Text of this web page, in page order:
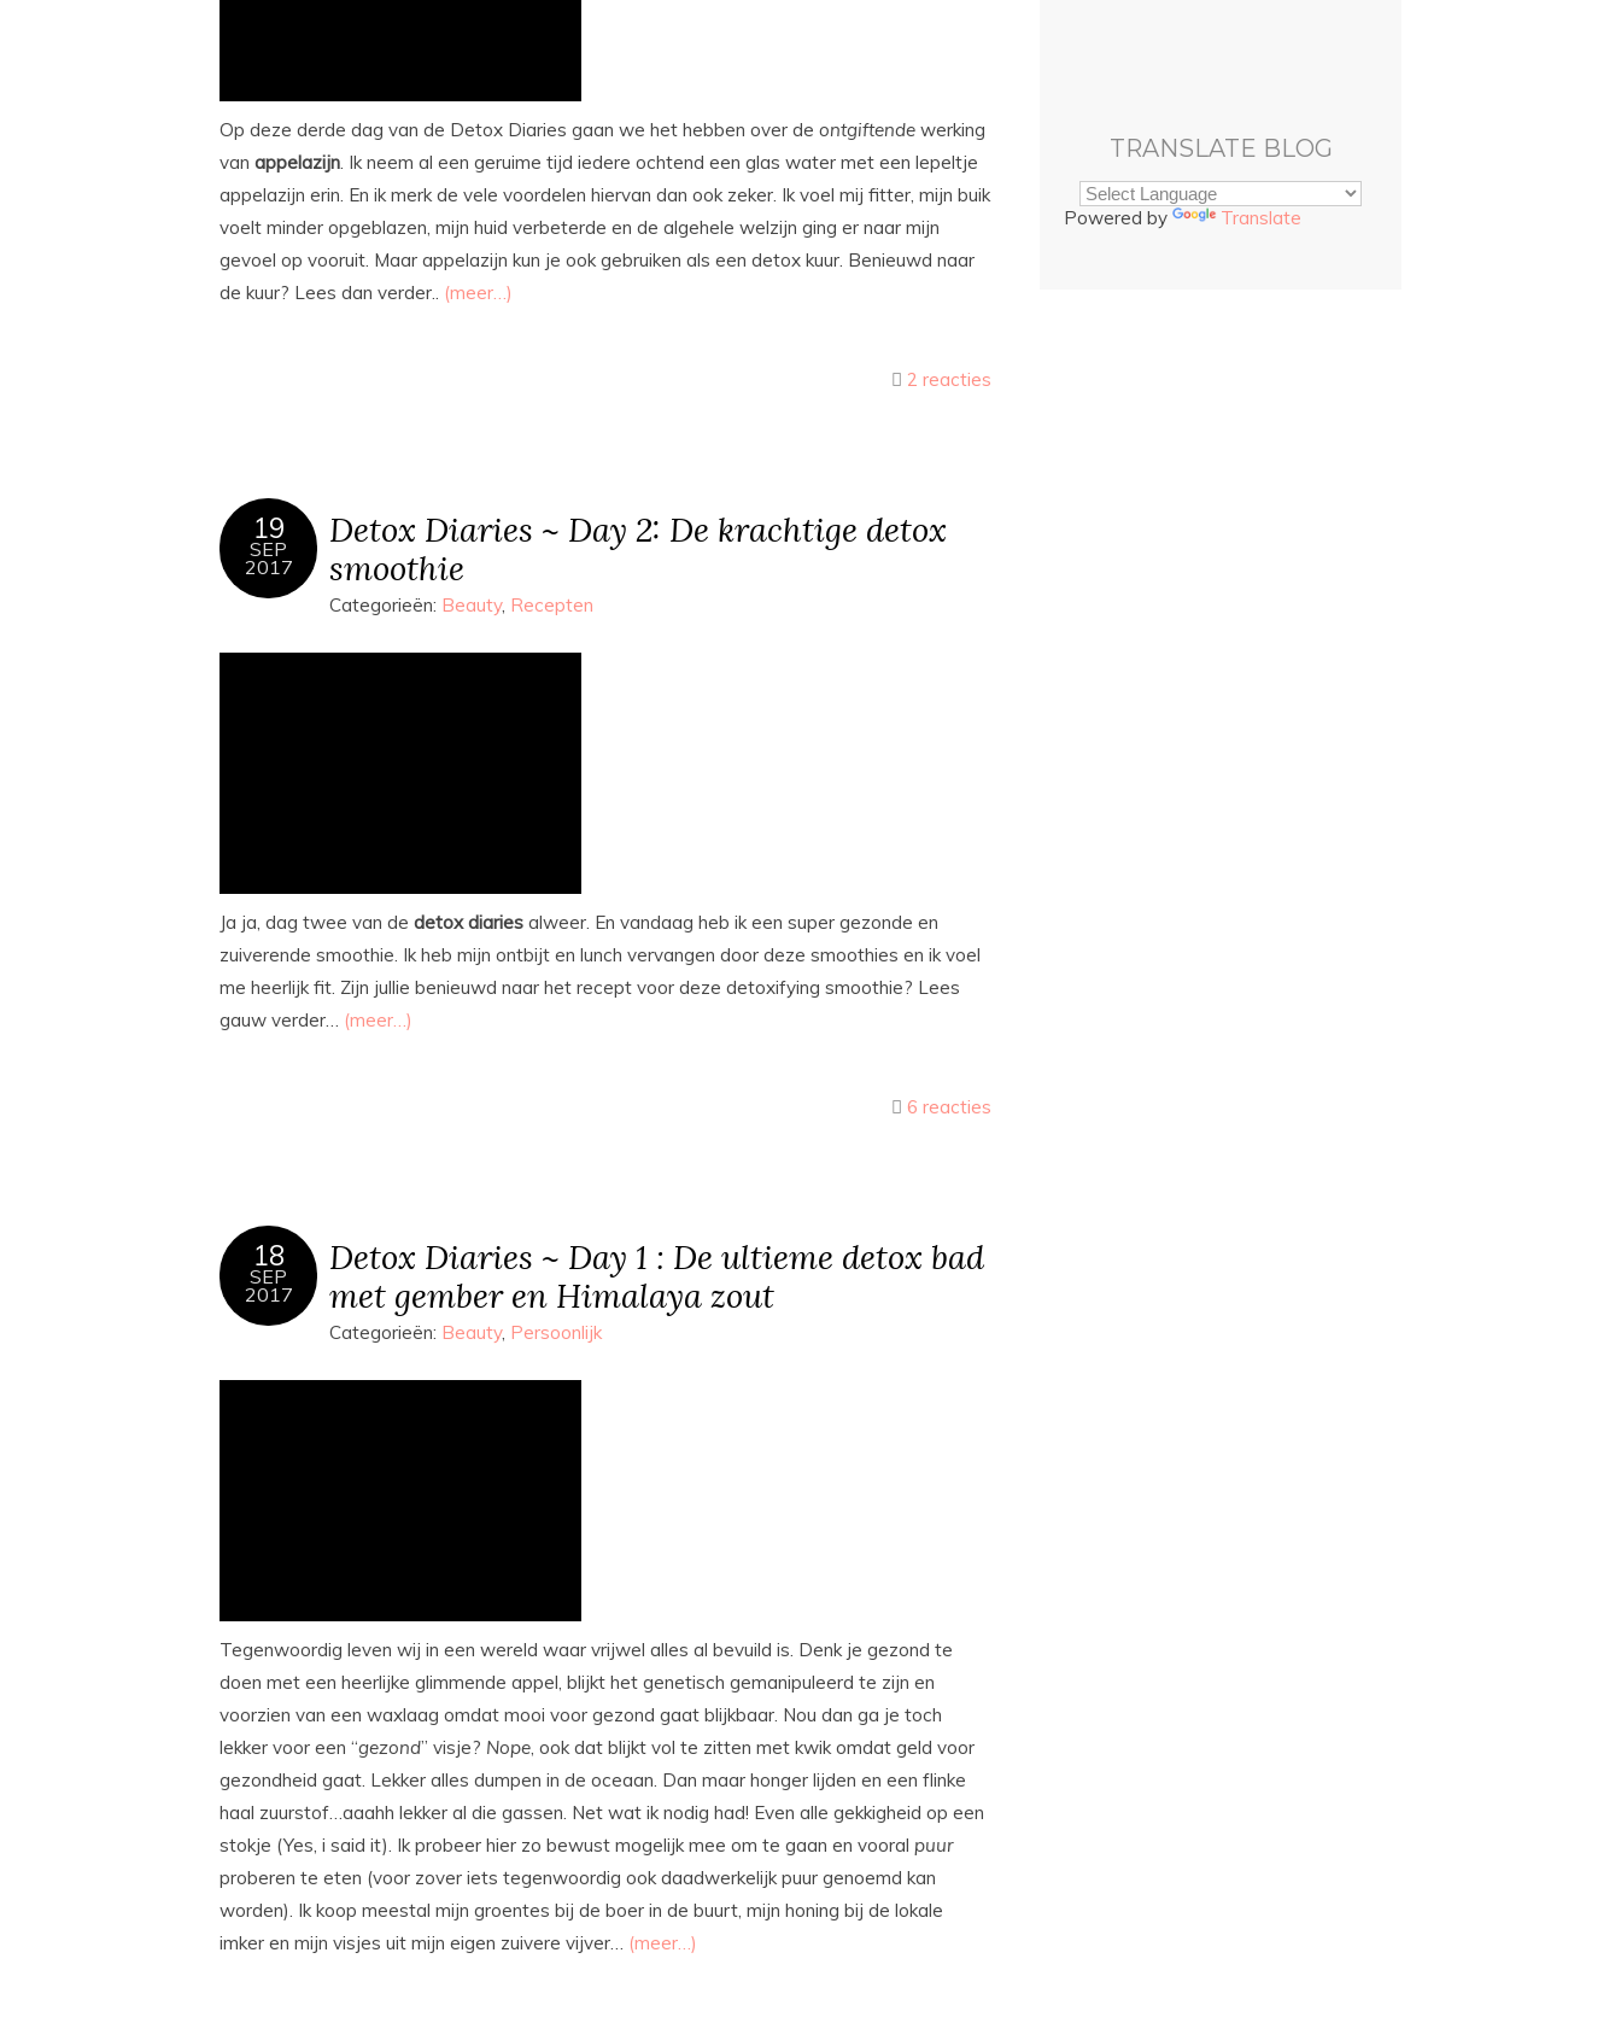
Op deze derde dag van de Detox Diaries gaan we het hebben over de ontgiftende werking
van appelazijn. Ik neem al een geruime tijd iedere ochtend een glas water met een lepeltje
appelazijn erin. En ik merk de vele voordelen hiervan dan ook zeker. Ik voel mij fitter, mijn buik
voelt minder opgeblazen, mijn huid verbeterde en de algehele welzijn ging er naar mijn
gevoel op vooruit. Maar appelazijn kun je ook gebruiken als een detox kuur. Benieuwd naar
de kuur? Lees dan verder.. (meer…)
2 reacties
19
SEP
2017
Detox Diaries ~ Day 2: De krachtige detox
smoothie
Categorieën: Beauty, Recepten
Ja ja, dag twee van de detox diaries alweer. En vandaag heb ik een super gezonde en
zuiverende smoothie. Ik heb mijn ontbijt en lunch vervangen door deze smoothies en ik voel
me heerlijk fit. Zijn jullie benieuwd naar het recept voor deze detoxifying smoothie? Lees
gauw verder… (meer…)
6 reacties
18
SEP
2017
Detox Diaries ~ Day 1 : De ultieme detox bad
met gember en Himalaya zout
Categorieën: Beauty, Persoonlijk
Tegenwoordig leven wij in een wereld waar vrijwel alles al bevuild is. Denk je gezond te
doen met een heerlijke glimmende appel, blijkt het genetisch gemanipuleerd te zijn en
voorzien van een waxlaag omdat mooi voor gezond gaat blijkbaar. Nou dan ga je toch
lekker voor een “gezond” visje? Nope, ook dat blijkt vol te zitten met kwik omdat geld voor
gezondheid gaat. Lekker alles dumpen in de oceaan. Dan maar honger lijden en een flinke
haal zuurstof…aaahh lekker al die gassen. Net wat ik nodig had! Even alle gekkigheid op een
stokje (Yes, i said it). Ik probeer hier zo bewust mogelijk mee om te gaan en vooral puur
proberen te eten (voor zover iets tegenwoordig ook daadwerkelijk puur genoemd kan
worden). Ik koop meestal mijn groentes bij de boer in de buurt, mijn honing bij de lokale
imker en mijn visjes uit mijn eigen zuivere vijver… (meer…)
TRANSLATE BLOG
Powered by Translate